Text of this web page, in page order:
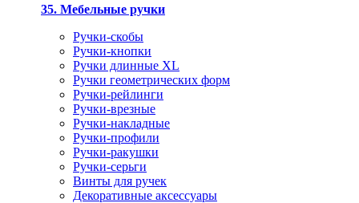
35. Мебельные ручки
Ручки-скобы
Ручки-кнопки
Ручки длинные XL
Ручки геометрических форм
Ручки-рейлинги
Ручки-врезные
Ручки-накладные
Ручки-профили
Ручки-ракушки
Ручки-серьги
Винты для ручек
Декоративные аксессуары